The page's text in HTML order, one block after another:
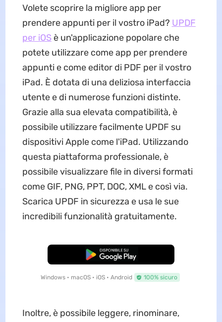
Volete scoprire la migliore app per
prendere appunti per il vostro iPad? UPDF
per iOSè un'applicazione popolare che
potete utilizzare come app per prendere
appunti e come editor di PDF per il vostro
iPad. È dotata di una deliziosa interfaccia
utente e di numerose funzioni distinte.
Grazie alla sua elevata compatibilità, è
possibile utilizzare facilmente UPDF su
dispositivi Apple come l'iPad. Utilizzando
questa piattaforma professionale, è
possibile visualizzare file in diversi formati
come GIF, PNG, PPT, DOC, XML e così via.
Scarica UPDF in sicurezza e usa le sue
incredibili funzionalità gratuitamente.
Download Gratis
Windows • macOS • iOS • Android 100% sicuro
Inoltre, è possibile leggere, rinominare,